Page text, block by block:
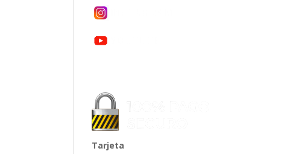
Tarjeta